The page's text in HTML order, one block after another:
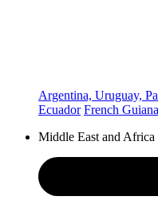
Argentina, Uruguay,
Ecuador French Guiana
Middle East and Africa